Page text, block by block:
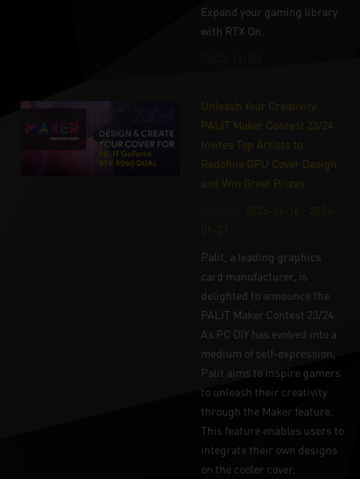
Expand your gaming library
with RTX On.
Unleash Your Creativity:
PALIT Maker Contest 23/24
Invites Top Artists to
Redefine GPU Cover Design
and Win Great Prizes
2023-11-16 - 2024-
01-27
Palit, a leading graphics
card manufacturer, is
delighted to announce the
PALIT Maker Contest 23/24.
As PC DIY has evolved into a
medium of self-expression,
Palit aims to inspire gamers
to unleash their creativity
through the Maker feature.
This feature enables users to
integrate their own designs
on the cooler cover,